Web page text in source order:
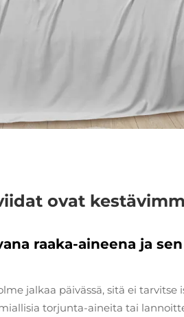
ovat
raaka-aineena ja
jalkaa päivässä, sitä ei
torjunta-aineita tai